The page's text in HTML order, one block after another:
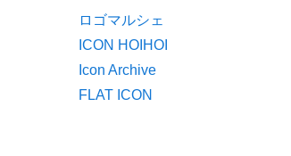
ロゴマルシェ
ICON HOIHOI
Icon Archive
FLAT ICON